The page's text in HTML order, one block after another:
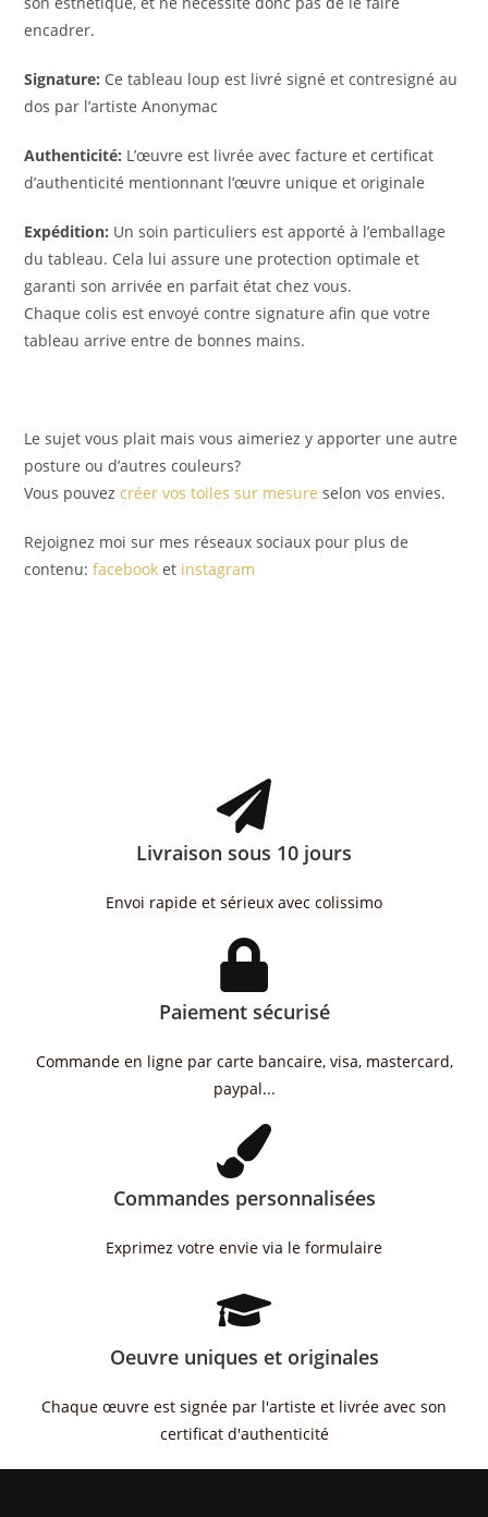
encadrer.
Signature: Ce tableau loup est livré signé et contresigné au
dos par l’artiste Anonymac
Authenticité: L’œuvre est livrée avec facture et certificat
d’authenticité mentionnant l’œuvre unique et originale
Expédition: Un soin particuliers est apporté à l’emballage
du tableau. Cela lui assure une protection optimale et
garanti son arrivée en parfait état chez vous.
Chaque colis est envoyé contre signature afin que votre
tableau arrive entre de bonnes mains.
Le sujet vous plait mais vous aimeriez y apporter une autre
posture ou d’autres couleurs?
Vous pouvez créer vos toiles sur mesure selon vos envies.
Rejoignez moi sur mes réseaux sociaux pour plus de
contenu:facebook et instagram
Livraison sous 10 jours
Envoi rapide et sérieux avec colissimo
Paiement sécurisé
Commande en ligne par carte bancaire, visa, mastercard,
paypal...
Commandes personnalisées
Exprimez votre envie via le formulaire
Oeuvre uniques et originales
Chaque œuvre est signée par l'artiste et livrée avec son
certificat d'authenticité